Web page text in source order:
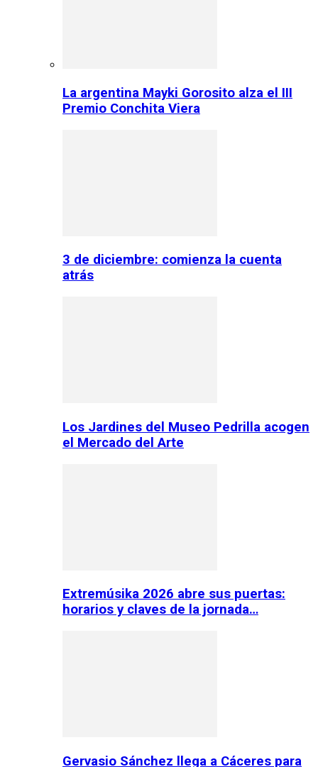
La argentina Mayki Gorosito alza el III
Premio Conchita Viera
3 de diciembre: comienza la cuenta
atrás
Los Jardines del Museo Pedrilla acogen
el Mercado del Arte
Extremúsika 2026 abre sus puertas:
horarios y claves de la jornada…
Gervasio Sánchez llega a Cáceres para